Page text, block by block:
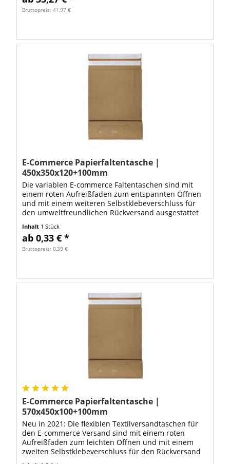
Bruttopreis: 41,97 €
E-Commerce Papierfaltentasche |
450x350x120+100mm
Die variablen E‑commerce Faltentaschen sind mit
einem roten Aufreißfaden zum entspannten Öffnen
und mit einem weiteren Selbstklebeverschluss für
den umweltfreundlichen Rückversand ausgestattet
Inhalt 1 Stück
ab 0,33 € *
Bruttopreis: 0,39 €
E-Commerce Papierfaltentasche |
570x450x100+100mm
Neu in 2021: Die flexiblen Textilversandtaschen für
den E‑commerce Versand sind mit einem roten
Aufreißfaden zum leichten Öffnen und mit einem
zweiten Selbstklebeverschluss für den Rückversand